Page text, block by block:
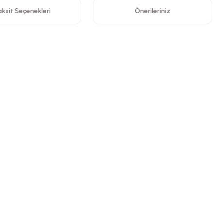
Seçenekleri Önerileriniz